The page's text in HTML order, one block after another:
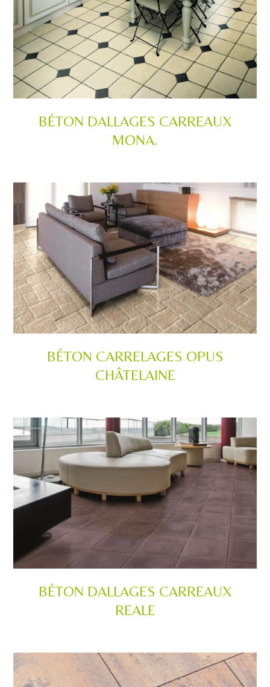
BÉTON DALLAGES CARREAUX
MONA.
BÉTON CARRELAGES OPUS
CHÂTELAINE
BÉTON DALLAGES CARREAUX
REALE